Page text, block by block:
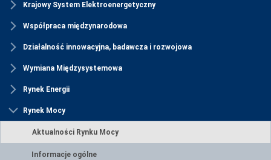
Krajowy System Elektroenergetyczny
Współpraca międzynarodowa
Działalność innowacyjna, badawcza i rozwojowa
Wymiana Międzysystemowa
Rynek Energii
Rynek Mocy
Aktualności Rynku Mocy
Informacje ogólne